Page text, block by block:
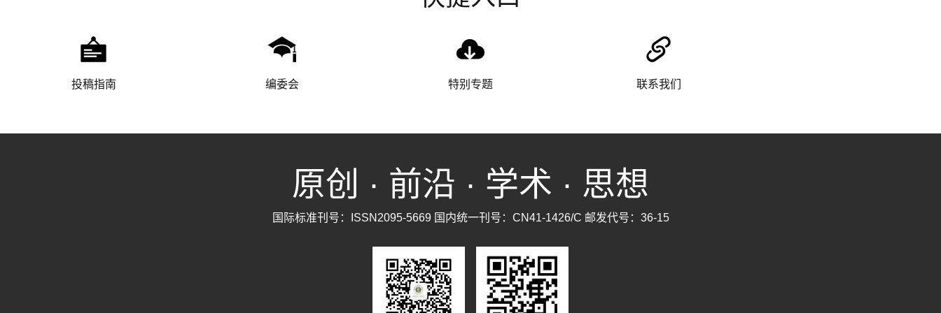
投稿指南 编委会 特别专题 联系我们
原创 · 前沿 · 学术 · 思想
国际标准刊号：ISSN2095-5669 国内统一刊号：CN41-1426/C 邮发代号：36-15